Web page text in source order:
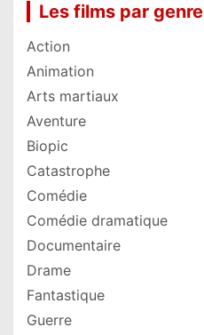
Les films par genre
Action
Animation
Arts martiaux
Aventure
Biopic
Catastrophe
Comédie
Comédie dramatique
Documentaire
Drame
Fantastique
Guerre